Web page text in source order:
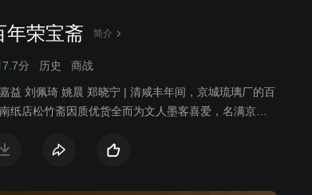
年荣宝斋 简介
7.7分 历史 商战
益 刘佩琦 姚晨 郑晓宁 | 清咸丰年间，京城琉璃厂的百
纸店松竹斋因质优货全而为文人墨客喜爱，名满京
培将军止血疗伤、救其性命。郑将军以怀素和尚的《西